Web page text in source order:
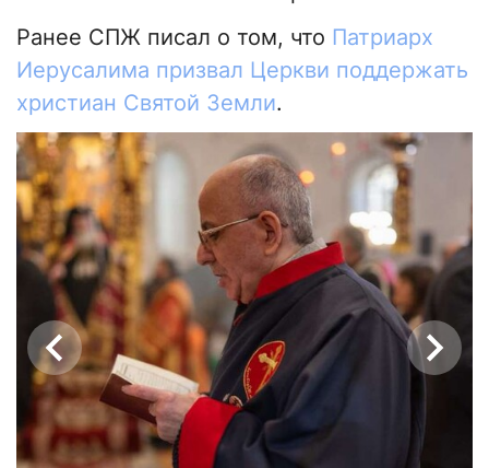
Ранее СПЖ писал о том, что Патриарх
Иерусалима призвал Церкви поддержать
христиан Святой Земли.